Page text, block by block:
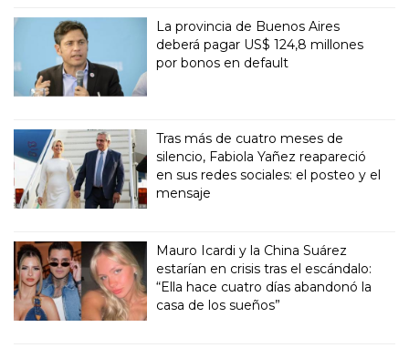
La provincia de Buenos Aires
deberá pagar US$ 124,8 millones
por bonos en default
Tras más de cuatro meses de
silencio, Fabiola Yañez reapareció
en sus redes sociales: el posteo y el
mensaje
Mauro Icardi y la China Suárez
estarían en crisis tras el escándalo:
“Ella hace cuatro días abandonó la
casa de los sueños”